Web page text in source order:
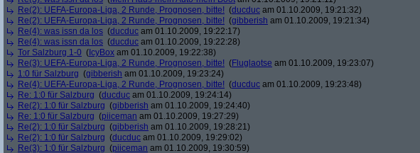
Re(2): UEFA-Europa-Liga, 2 Runde, Prognosen, bitte! (ducduc am 01.10.2009, 19:21:32)
Re(2): UEFA-Europa-Liga, 2 Runde, Prognosen, bitte! (gibberish am 01.10.2009, 19:21:34)
Re(4): was issn da los (ducduc am 01.10.2009, 19:22:17)
Re(4): was issn da los (ducduc am 01.10.2009, 19:22:28)
Tor Salzburg 1-0 ( IcyBox am 01.10.2009, 19:22:38)
Re(3): UEFA-Europa-Liga, 2 Runde, Prognosen, bitte! (Fluglaotse am 01.10.2009, 19:23:07)
1:0 für Salzburg (gibberish am 01.10.2009, 19:23:24)
Re(4): UEFA-Europa-Liga, 2 Runde, Prognosen, bitte! (ducduc am 01.10.2009, 19:23:48)
Re: 1:0 für Salzburg (ducduc am 01.10.2009, 19:24:14)
Re(2): 1:0 für Salzburg (gibberish am 01.10.2009, 19:24:40)
Re: 1:0 für Salzburg (piiceman am 01.10.2009, 19:27:29)
Re(2): 1:0 für Salzburg (gibberish am 01.10.2009, 19:28:21)
Re(2): 1:0 für Salzburg (ducduc am 01.10.2009, 19:29:02)
Re(3): 1:0 für Salzburg (piiceman am 01.10.2009, 19:30:59)